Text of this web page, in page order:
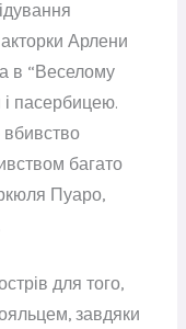
Арлени
в “Веселому
і пасербицею.
багато
Пуаро,
для того,
завдяки